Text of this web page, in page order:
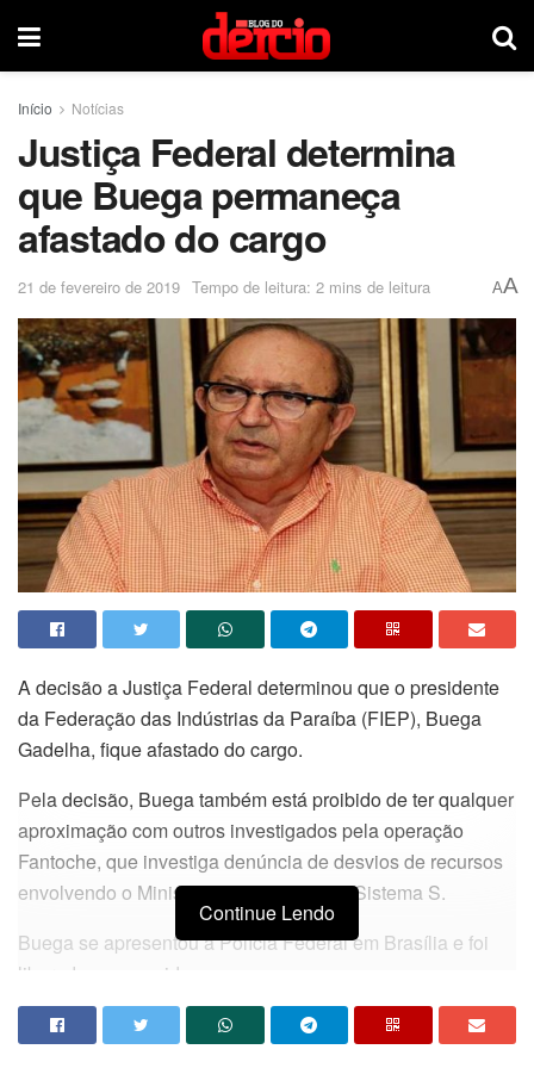
Início Notícias
Justiça Federal determina
que Buega permaneça
afastado do cargo
21 de fevereiro de 2019 Tempo de leitura: 2 mins de leitura AA
A decisão a Justiça Federal determinou que o presidente
da Federação das Indústrias da Paraíba (FIEP), Buega
Gadelha, fique afastado do cargo.
Pela decisão, Buega também está proibido de ter qualquer
aproximação com outros investigados pela operação
Fantoche, que investiga denúncia de desvios de recursos
envolvendo o Ministério do Turismo e o Sistema S.
Buega se apresentou à Polícia Federal em Brasília e foi
liberado em seguida.
O mandado de prisão temporária contra ele seria cumprido
Continue Lendo